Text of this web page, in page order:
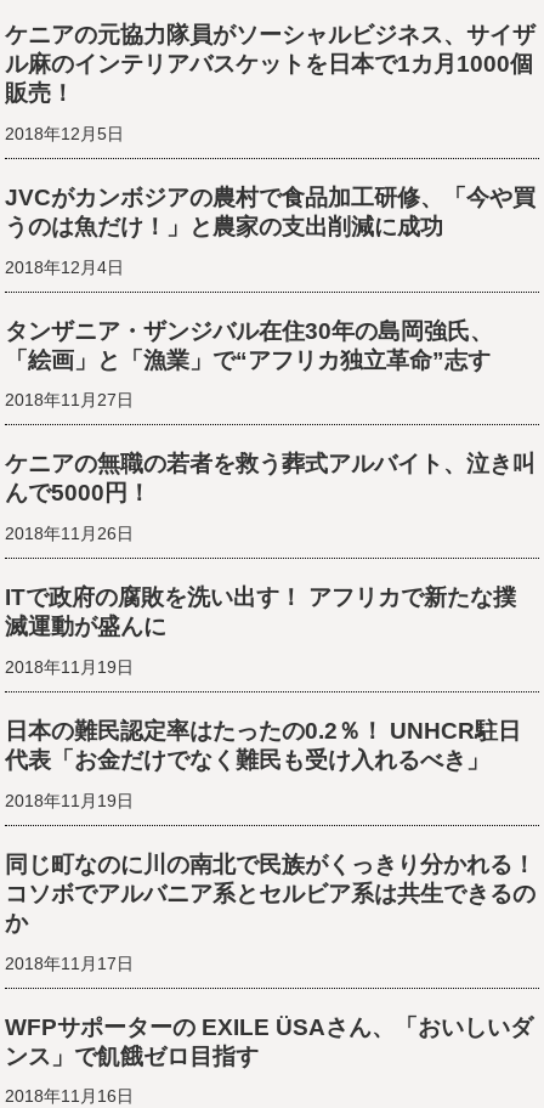
ケニアの元協力隊員がソーシャルビジネス、サイザ
ル麻のインテリアバスケットを日本で1カ月1000個
販売！
2018年12月5日
JVCがカンボジアの農村で食品加工研修、「今や買
うのは魚だけ！」と農家の支出削減に成功
2018年12月4日
タンザニア・ザンジバル在住30年の島岡強氏、
「絵画」と「漁業」で“アフリカ独立革命”志す
2018年11月27日
ケニアの無職の若者を救う葬式アルバイト、泣き叫
んで5000円！
2018年11月26日
ITで政府の腐敗を洗い出す！ アフリカで新たな撲
滅運動が盛んに
2018年11月19日
日本の難民認定率はたったの0.2％！ UNHCR駐日
代表「お金だけでなく難民も受け入れるべき」
2018年11月19日
同じ町なのに川の南北で民族がくっきり分かれる！
コソボでアルバニア系とセルビア系は共生できるの
か
2018年11月17日
WFPサポーターの EXILE ÜSAさん、「おいしいダ
ンス」で飢餓ゼロ目指す
2018年11月16日